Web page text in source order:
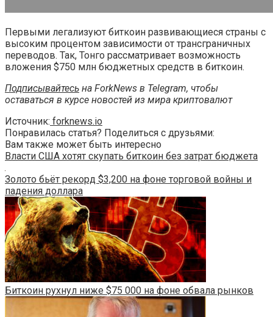
Первыми легализуют биткоин развивающиеся страны с
высоким процентом зависимости от трансграничных
переводов. Так, Тонго рассматривает возможность
вложения $750 млн бюджетных средств в биткоин.
Подписывайтесь на ForkNews в Telegram, чтобы
оставаться в курсе новостей из мира криптовалют
Источник: forknews.io
Понравилась статья? Поделиться с друзьями:
Вам также может быть интересно
Власти США хотят скупать биткоин без затрат бюджета
Золото бьёт рекорд $3,200 на фоне торговой войны и
падения доллара
Биткоин рухнул ниже $75 000 на фоне обвала рынков